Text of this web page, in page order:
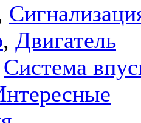
, Двигатель
Система